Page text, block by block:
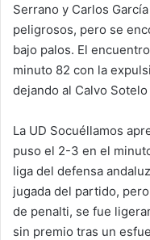
Serrano y Carlos
peligrosos, pero se
bajo palos. El
minuto 82 con la
dejando al Calvo
La UD Socuéllamos
puso el 2-3 en el
liga del defensa
jugada del partido,
de penalti, se fue
sin premio tras un